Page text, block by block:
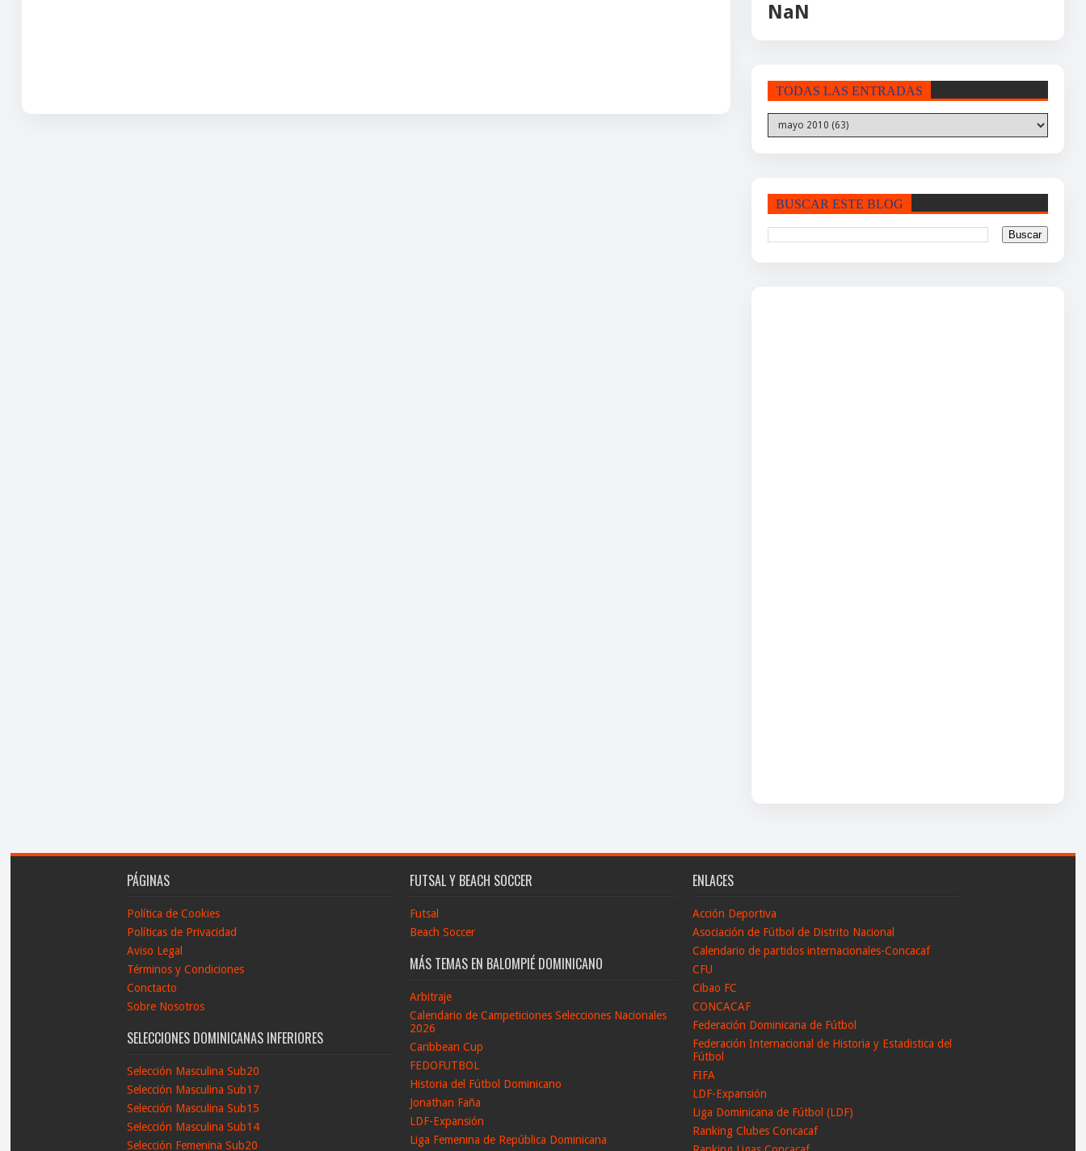
NaN
TODAS LAS ENTRADAS
BUSCAR ESTE BLOG
PÁGINAS
Política de Cookies
Políticas de Privacidad
Aviso Legal
Términos y Condiciones
Conctacto
Sobre Nosotros
SELECCIONES DOMINICANAS INFERIORES
Selección Masculina Sub20
Selección Masculina Sub17
Selección Masculina Sub15
Selección Masculina Sub14
Selección Femenina Sub20
FUTSAL Y BEACH SOCCER
Futsal
Beach Soccer
MÁS TEMAS EN BALOMPIÉ DOMINICANO
Arbitraje
Calendario de Campeticiones Selecciones Nacionales
2026
Caribbean Cup
FEDOFUTBOL
Historia del Fútbol Dominicano
Jonathan Faña
LDF-Expansión
Liga Femenina de República Dominicana
ENLACES
Acción Deportiva
Asociación de Fútbol de Distrito Nacional
Calendario de partidos internacionales-Concacaf
CFU
Cibao FC
CONCACAF
Federación Dominicana de Fútbol
Federación Internacional de Historia y Estadistica del
Fútbol
FIFA
LDF-Expansión
Liga Dominicana de Fútbol (LDF)
Ranking Clubes Concacaf